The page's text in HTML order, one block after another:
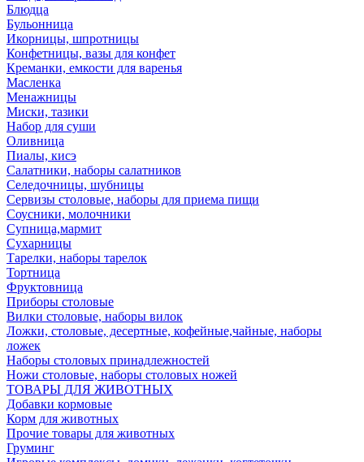
Блюдца
Бульонница
Икорницы, шпротницы
Конфетницы, вазы для конфет
Креманки, емкости для варенья
Масленка
Менажницы
Миски, тазики
Набор для суши
Оливница
Пиалы, кисэ
Салатники, наборы салатников
Селедочницы, шубницы
Сервизы столовые, наборы для приема пищи
Соусники, молочники
Супница,мармит
Сухарницы
Тарелки, наборы тарелок
Тортница
Фруктовница
Приборы столовые
Вилки столовые, наборы вилок
Ложки, столовые, десертные, кофейные,чайные, наборы
ложек
Наборы столовых принадлежностей
Ножи столовые, наборы столовых ножей
ТОВАРЫ ДЛЯ ЖИВОТНЫХ
Добавки кормовые
Корм для животных
Прочие товары для животных
Груминг